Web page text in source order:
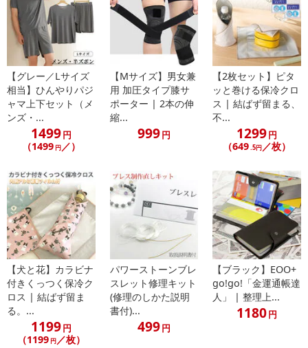
にご納得いただきましたうえでお申し込みください。
※パッケージ変更や商品リニューアル(成分など含む)等により、参考
の掲載画像や画像内のバーコードなど、お届け商品と多少異なる場
合がございます。
また、[新たな加工食品の原料原産地表示制度]の経過措置期間の終
了により、商品詳細内に記載の原産国・原材料の表記が旧表記の場
合がございます。
あらかじめご了承いただいた上でお申込みください。なお、本理由
によるお申込み後のキャンセル・返品交換は対応いたしかねます。
※お支払い方法は、電話料金合算払い、クレジットカード払い、dポ
イントがご利用いただけます。
【発送・お届け・商品について】
※お申込み頂きました商品の同梱、お届けの日時指定はいたしかね
ます。
※お客様のご都合でお受取りいただけない場合、商品の再発送や返
金はいたしかねます。
また、お届け日時のご指定は、お受けできません。宅配業者からの
不在票にてご対応ください。
※発送予定日は前後する場合がございます。また商品によって発送
【グレー／Lサイズ
相当】ひんやりパジ
ャマ上下セット（メ
ンズ・...
1499円
（1499 円／）
【Mサイズ】男女兼
用 加圧タイプ膝サ
ポーター | 2本の伸
縮...
999円
【2枚セット】ピタ
ッと巻ける保冷クロ
ス | 結ばず留まる、
不...
1299円
（649.5円／枚）
【犬と花】カラビナ
付きくっつく保冷ク
ロス | 結ばず留ま
る。...
1199円
（1199 円／枚）
パワーストーンブレ
スレット修理キット
(修理のしかた説明
書付)...
499円
【ブラック】EOO+
go!go!「金運通帳達
人」 | 整理上...
1180円